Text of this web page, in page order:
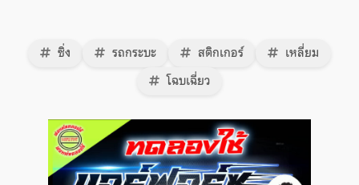
ซิ่ง รถกระบะ สติกเกอร์
เหลี่ยม
โฉบเฉี่ยว